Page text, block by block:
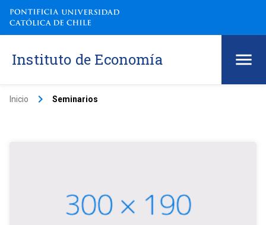
Instituto de Economía
Inicio keyboard_arrow_right Seminarios